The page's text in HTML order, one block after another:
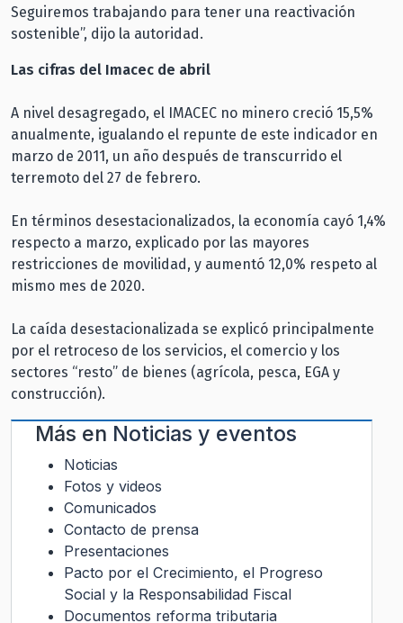
Seguiremos trabajando para tener una reactivación
sostenible”, dijo la autoridad.
Las cifras del Imacec de abril
A nivel desagregado, el IMACEC no minero creció 15,5%
anualmente, igualando el repunte de este indicador en
marzo de 2011, un año después de transcurrido el
terremoto del 27 de febrero.
En términos desestacionalizados, la economía cayó 1,4%
respecto a marzo, explicado por las mayores
restricciones de movilidad, y aumentó 12,0% respeto al
mismo mes de 2020.
La caída desestacionalizada se explicó principalmente
por el retroceso de los servicios, el comercio y los
sectores “resto” de bienes (agrícola, pesca, EGA y
construcción).
Más en Noticias y eventos
Noticias
Fotos y videos
Comunicados
Contacto de prensa
Presentaciones
Pacto por el Crecimiento, el Progreso
Social y la Responsabilidad Fiscal
Documentos reforma tributaria